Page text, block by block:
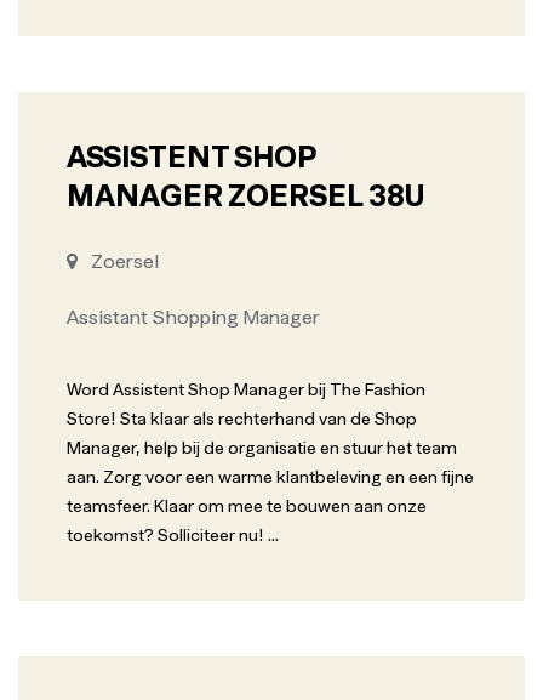
ASSISTENT SHOP
MANAGER ZOERSEL 38U
Zoersel
Assistant Shopping Manager
Word Assistent Shop Manager bij The Fashion
Store! Sta klaar als rechterhand van de Shop
Manager, help bij de organisatie en stuur het team
aan. Zorg voor een warme klantbeleving en een fijne
teamsfeer. Klaar om mee te bouwen aan onze
toekomst? Solliciteer nu! ...